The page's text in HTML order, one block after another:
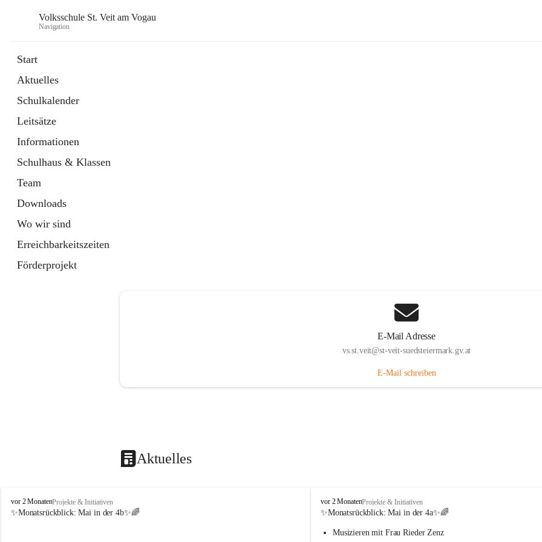
Volksschule St. Veit am Vogau
Navigation
Start
Aktuelles
Schulkalender
Leitsätze
Informationen
Schulhaus & Klassen
Team
Downloads
Wo wir sind
Erreichbarkeitszeiten
Förderprojekt
E-Mail Adresse
vs.st.veit@st-veit-suedsteiermark.gv.at
E-Mail schreiben
Aktuelles
V
o
vor 2 MonatenProjekte & Initiativen
✨Monatsrückblick: Mai in der 4b✨🌈
V
o
k
vor 2 MonatenProjekte & Initiativen
✨Monatsrückblick: Mai in der 4a✨🌈
Musizieren mit Frau Rieder Zenz